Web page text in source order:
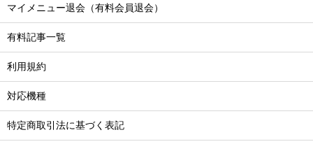
マイメニュー退会（有料会員退会）
有料記事一覧
利用規約
対応機種
特定商取引法に基づく表記